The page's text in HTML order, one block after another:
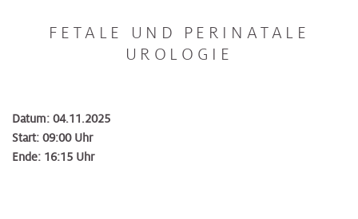
FETALE UND PERINATALE
UROLOGIE
Datum: 04.11.2025
Start: 09:00 Uhr
Ende: 16:15 Uhr